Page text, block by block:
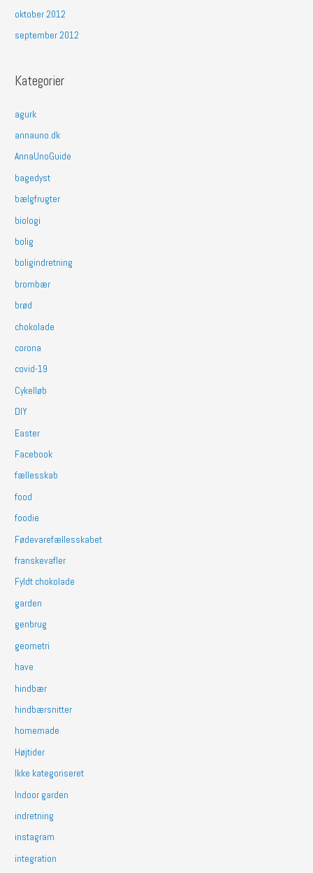
oktober 2012
september 2012
Kategorier
agurk
annauno.dk
AnnaUnoGuide
bagedyst
bælgfrugter
biologi
bolig
boligindretning
brombær
brød
chokolade
corona
covid-19
Cykelløb
DIY
Easter
Facebook
fællesskab
food
foodie
Fødevarefællesskabet
franskevafler
Fyldt chokolade
garden
genbrug
geometri
have
hindbær
hindbærsnitter
homemade
Højtider
Ikke kategoriseret
Indoor garden
indretning
instagram
integration